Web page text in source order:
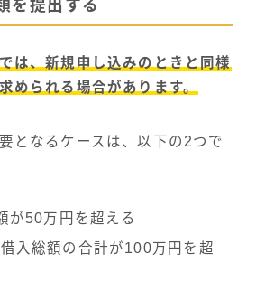
を提出する
は、新規申し込みのときと同様
められる場合があります。
となるケースは、以下の2つで
が50万円を超える
入総額の合計が100万円を超